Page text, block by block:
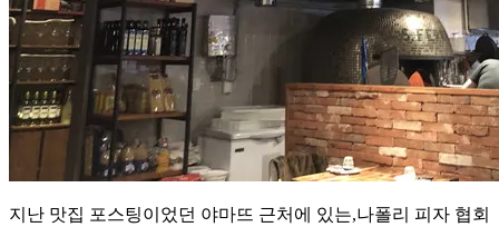
지난 맛집 포스팅이었던 야마뜨 근처에 있는,나폴리 피자 협회